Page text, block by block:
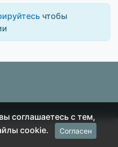
чтобы
соглашаетесь с тем,
cookie.
Согласен